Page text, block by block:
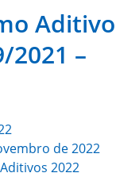
Aditivo
2021 –
de 2022
2022